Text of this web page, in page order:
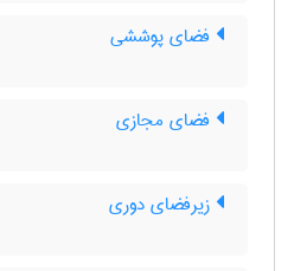
فضای پوششی
فضای مجازی
زیرفضای دوری